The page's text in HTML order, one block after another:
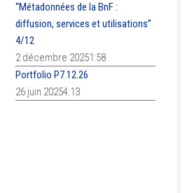
“Métadonnées de la BnF :
diffusion, services et utilisations”
4/12
2 décembre 20251:58
Portfolio P7.12.26
26 juin 20254:13